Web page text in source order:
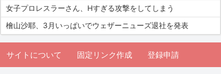
女子プロレスラーさん、Hすぎる攻撃をしてしまう
檜山沙耶、3月いっぱいでウェザーニューズ退社を発表
サイトについて 固定リンク作成 登録申請